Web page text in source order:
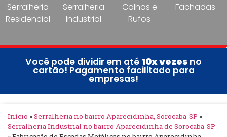
Serralheria
Residencial
Serralheria
Industrial
Calhas e
Rufos
Fachadas
Você pode dividir em até 10x vezes no
cartão! Pagamento facilitado para
empresas!
Início »Serralheria no bairro Aparecidinha, Sorocaba-SP »
Serralheria Industrial no bairro Aparecidinha de Sorocaba-SP